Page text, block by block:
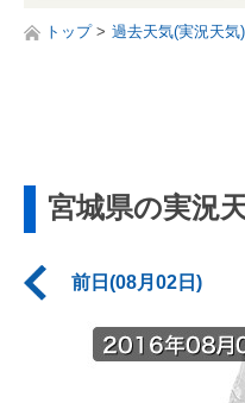
トップ 過去天気(実況天気
宮城県の実況
前日(08月02日)